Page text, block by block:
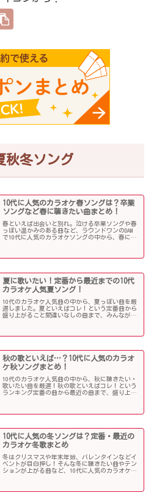
秋冬ソング
10代に人気のカラオケ春ソングは？卒業
ソングなど春に聴きたい曲まとめ！
春といえば出会いと別れ。泣ける卒業ソングや春
っぽい温かみのある曲など、ラウンドワンのDAM
で10代に人気のカラオケソングの中から、春に聴
夏に歌いたい！定番から最近までの10代
カラオケ人気夏ソング！
10代のカラオケ人気曲の中から、夏っぽい曲を厳
選しました。夏といえばコレ！という定番曲から
盛り上がること間違いなしの曲まで、みんなが選
秋の歌といえば…？10代に人気のカラオ
ケ秋ソングまとめ！
10代のカラオケ人気曲の中から、秋に聴きたい・
歌いたい曲を厳選！秋の歌といえばコレ！という
ランキング定番の曲から最近の曲まで、盛り上が
10代に人気の冬ソングは？定番・最近の
カラオケ冬歌まとめ
冬はクリスマスや年末年始、バレンタインなどイ
ベントが目白押し！そんな冬に聴きたい曲やテン
ションが上がる曲など、10代に人気のカラオケソ